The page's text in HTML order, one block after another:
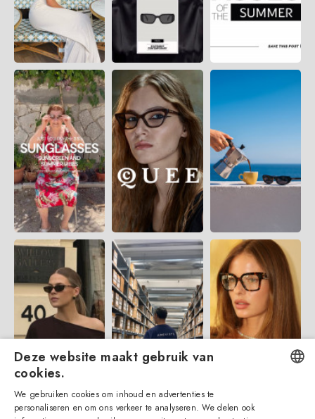
Deze website maakt gebruik van
cookies.
We gebruiken cookies om inhoud en advertenties te
personaliseren en om ons verkeer te analyseren. We delen ook